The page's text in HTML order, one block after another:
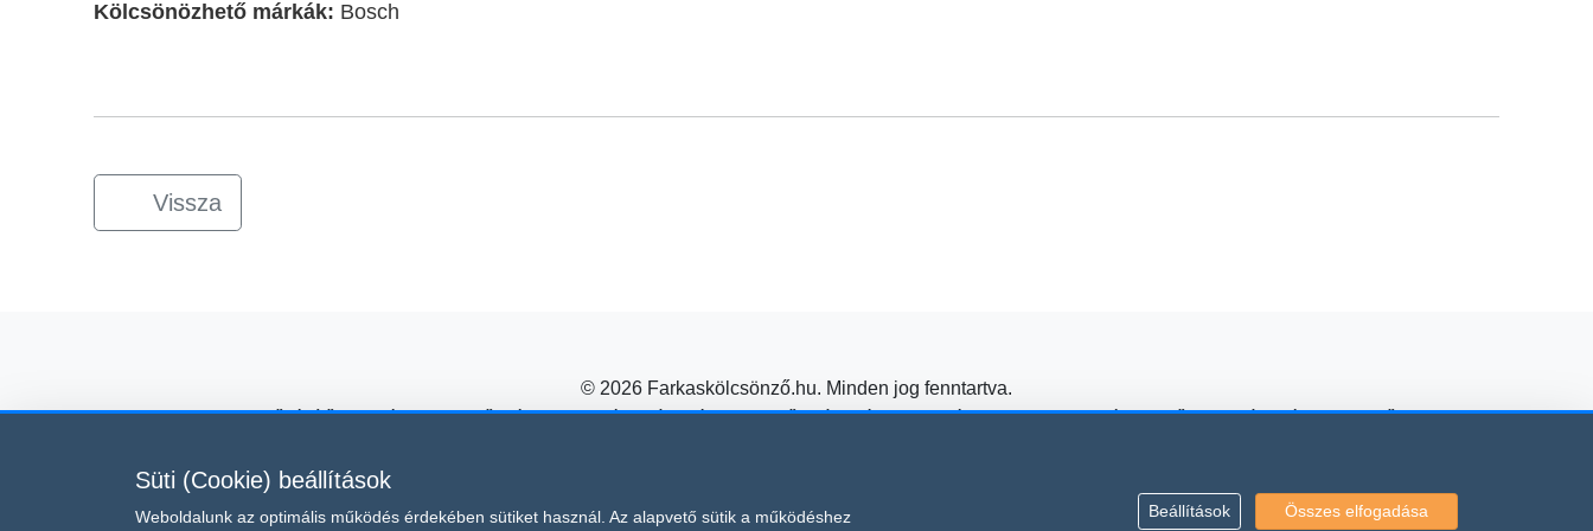
Kölcsönözhető márkák: Bosch
Vissza
© 2026 Farkaskölcsönző.hu. Minden jog fenntartva.
kölcsönző, építőipari gépkölcsönző, gépkölcsönzés, utánfutó kölcsönző, utánfutó kölcsönzés, trailer kölcsönzés, mezőgazdasági gépkölcsönző
Ez az oldal a reCAPTCHA v3 védelme alatt áll, amelyre a GoogleAdatvédelmi irányelvei Általános Szerződési Feltételeivonatkoznak.
Süti (Cookie) beállítások
Weboldalunk az optimális működés érdekében sütiket használ. Az alapvető sütik a működéshez Beállítások Összes elfogadása